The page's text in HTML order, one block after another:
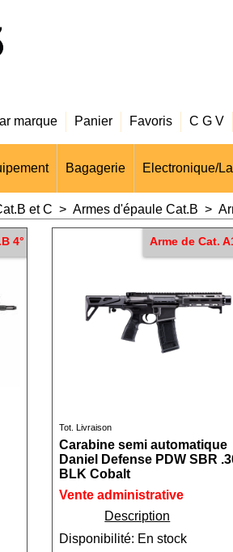
marque Panier Favoris C G V
Bagagerie Electronique/
et C > Armes d'épaule Cat.B >
4° Arme de Cat.
Tot. Livraison
Carabine semi automatique
Daniel Defense PDW SBR
BLK Cobalt
Vente administrative
Description
Disponibilité: En stock